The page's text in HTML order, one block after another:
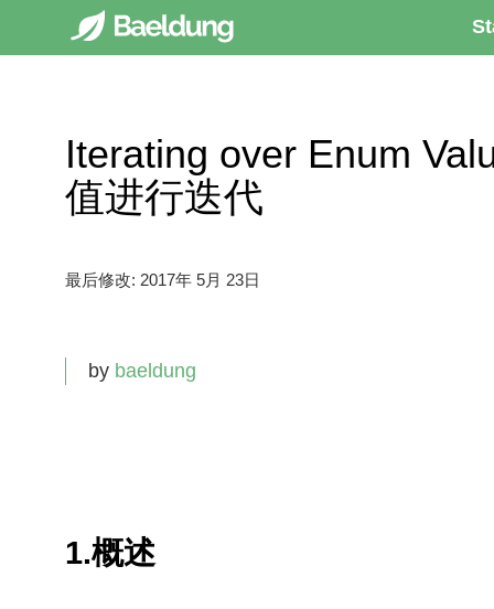
Iterating over Enum
值进行迭代
最后修改: 2017年 5月 23日
by baeldung
1.概述